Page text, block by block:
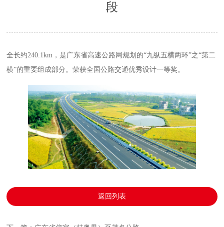
段
全长约240.1km，是广东省高速公路网规划的“九纵五横两环”之“第二
横”的重要组成部分。荣获全国公路交通优秀设计一等奖。
返回列表